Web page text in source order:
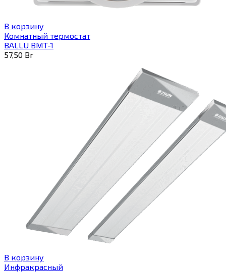
В корзину
Комнатный термостат
BALLU BMT-1
57,50 Br
В корзину
Инфракрасный